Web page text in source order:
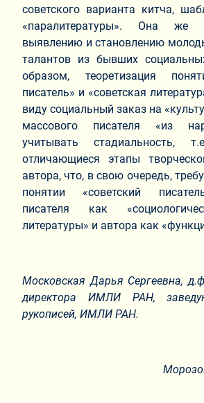
советского варианта китча,
«паралитературы». Она же
выявлению и становлению
талантов из бывших
образом, теоретизация
писатель» и «советская
виду социальный заказ на
массового писателя «из
учитывать стадиальность,
отличающиеся этапы
автора, что, в свою очередь,
понятии «советский
писателя как
литературы» и автора как
Московская Дарья Сергеевна,
директора ИМЛИ РАН,
рукописей, ИМЛИ РАН.